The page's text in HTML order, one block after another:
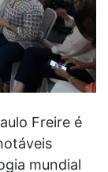
Freire é
mundial